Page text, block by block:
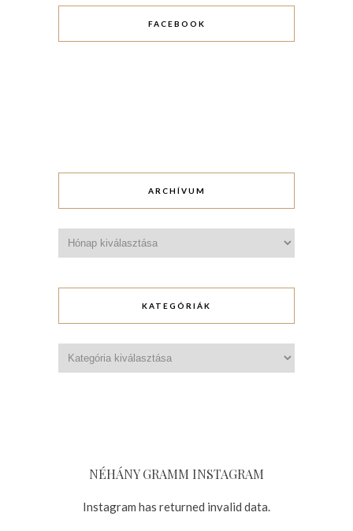
FACEBOOK
ARCHÍVUM
KATEGÓRIÁK
NÉHÁNY GRAMM INSTAGRAM
Instagram has returned invalid data.